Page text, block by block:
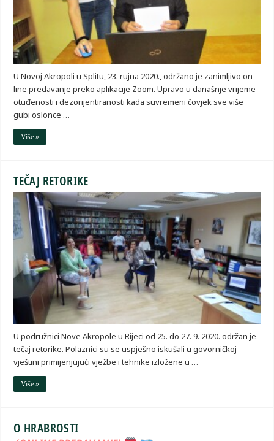
U Novoj Akropoli u Splitu, 23. rujna 2020., održano je zanimljivo on-
line predavanje preko aplikacije Zoom. Upravo u današnje vrijeme
otuđenosti i dezorijentiranosti kada suvremeni čovjek sve više
gubi oslonce …
Više »
TEČAJ RETORIKE
U podružnici Nove Akropole u Rijeci od 25. do 27. 9. 2020. održan je
tečaj retorike. Polaznici su se uspješno iskušali u govorničkoj
vještini primijenjujući vježbe i tehnike izložene u …
Više »
O HRABROSTI